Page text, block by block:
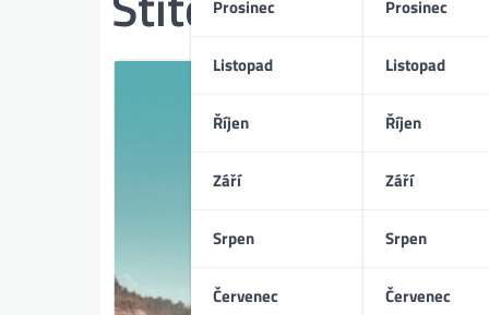
Prosinec
Listopad
Říjen
Září
Srpen
Červenec
Prosinec
Listopad
Říjen
Září
Srpen
Červenec